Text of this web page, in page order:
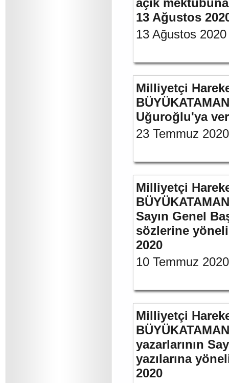
açık
13 Ağustos
13 Ağustos 2020
Milliyetçi
Uğuroğlu'ya
23 Temmuz 2020
Milliyetçi
Sayın Genel
sözlerine
2020
10 Temmuz 2020
Milliyetçi
yazarlarının
yazılarına
2020